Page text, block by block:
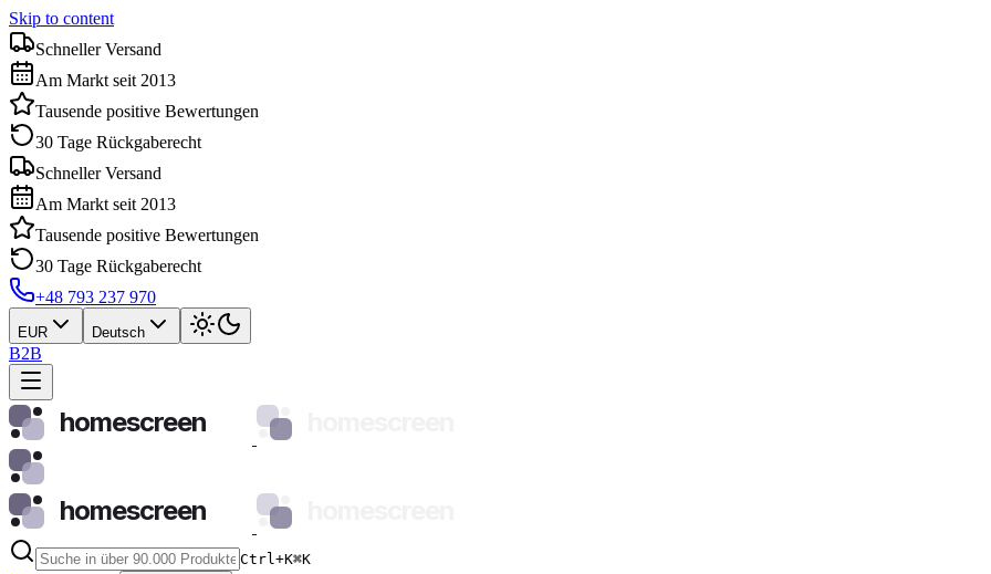
Skip to content
Schneller Versand
Am Markt seit 2013
Tausende positive Bewertungen
30 Tage Rückgaberecht
Schneller Versand
Am Markt seit 2013
Tausende positive Bewertungen
30 Tage Rückgaberecht
+48 793 237 970
EUR Deutsch
B2B
homescreen
homescreen
Ctrl+K⌘K